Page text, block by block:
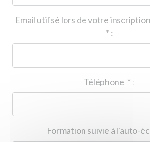
Email utilisé lors de votre
* :
* :